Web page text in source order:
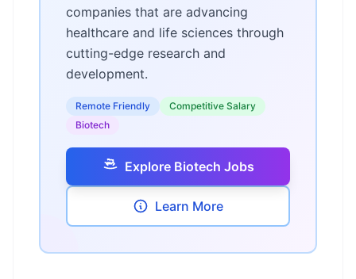
companies that are advancing
healthcare and life sciences through
cutting-edge research and
development.
Remote Friendly
Competitive Salary
Biotech
Explore Biotech Jobs
Learn More